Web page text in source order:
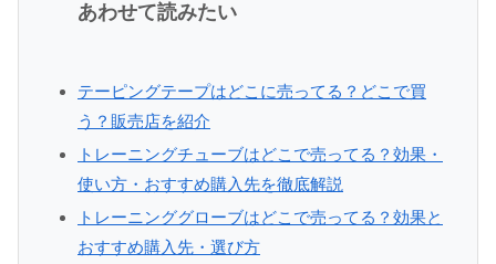
あわせて読みたい
テーピングテープはどこに売ってる？どこで買
う？販売店を紹介
トレーニングチューブはどこで売ってる？効果・
使い方・おすすめ購入先を徹底解説
トレーニンググローブはどこで売ってる？効果と
おすすめ購入先・選び方